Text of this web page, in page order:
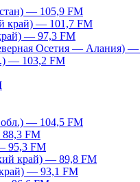
— 105,9 FM
край) — 101,7 FM
— 97,3 FM
Осетия — Алания)
— 103,2 FM
— 104,5 FM
FM
95,3 FM
край) — 89,8 FM
— 93,1 FM